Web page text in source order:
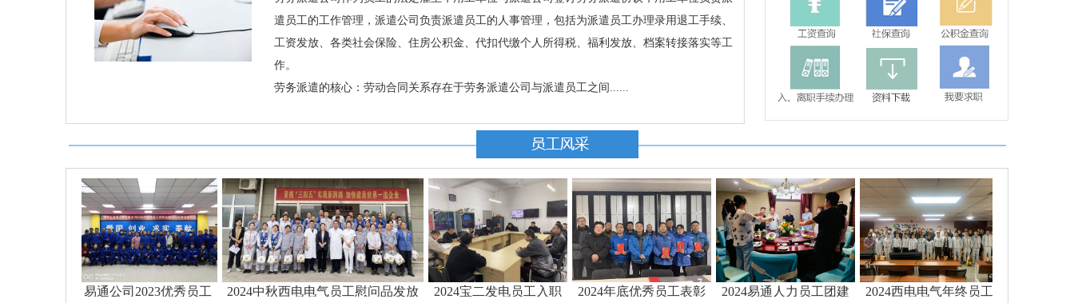
遣员工的工作管理，派遣公司负责派遣员工的人事管理，包括为派遣员工办理录用退工手续、
工资发放、各类社会保险、住房公积金、代扣代缴个人所得税、福利发放、档案转接落实等工
作。
劳务派遣的核心：劳动合同关系存在于劳务派遣公司与派遣员工之间......
通公司2023优秀员工
2024中秋西电电气员工慰问品发放
2024宝二发电员工入职
2024年底优秀员工表彰
2024易通人力员工团建
2024西电电气年终员工
2025中国石油员工端午慰问